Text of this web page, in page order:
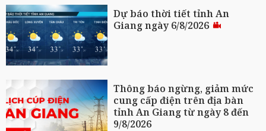
Dự báo thời tiết tỉnh An
Giang ngày 6/8/2026
Thông báo ngừng, giảm mức
cung cấp điện trên địa bàn
tỉnh An Giang từ ngày 8 đến
9/8/2026